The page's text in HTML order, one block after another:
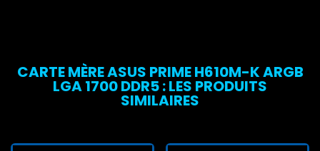
CARTE MÈRE ASUS PRIME H610M-K ARGB
LGA 1700 DDR5 : LES PRODUITS
SIMILAIRES